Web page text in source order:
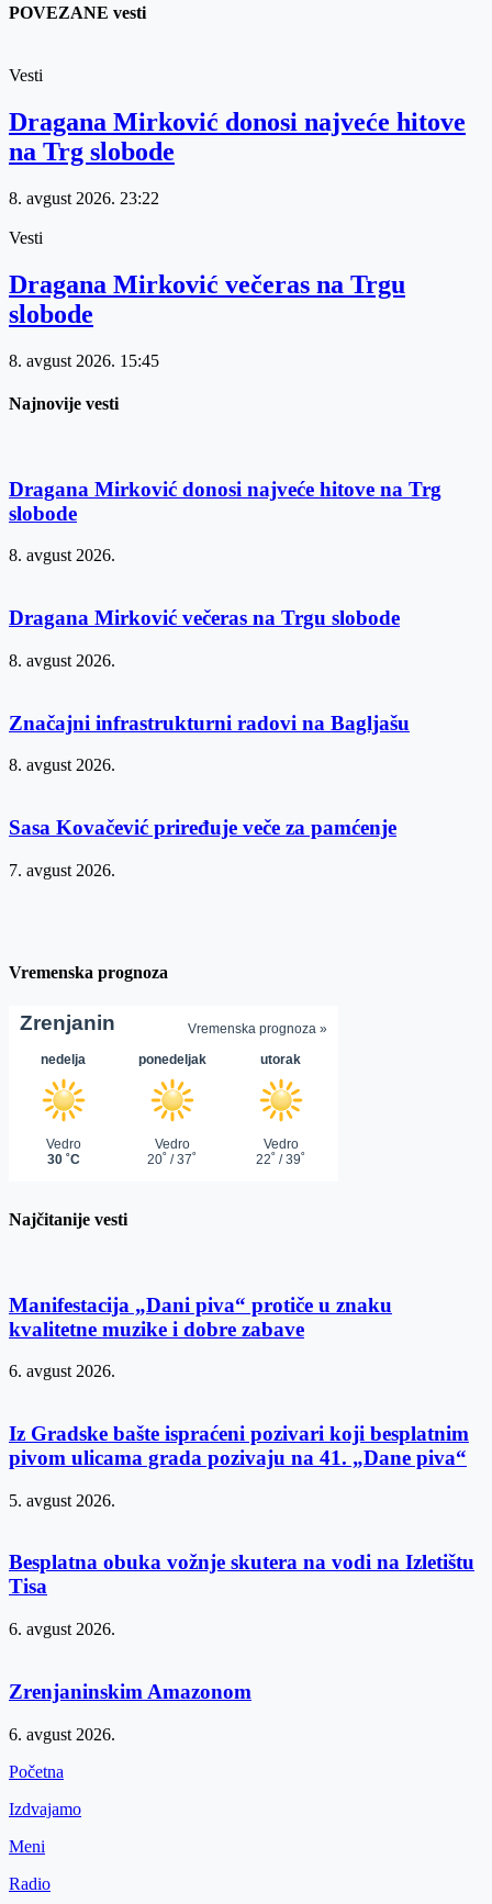
POVEZANE vesti
Vesti
Dragana Mirković donosi najveće hitove
na Trg slobode
8. avgust 2026. 23:22
Vesti
Dragana Mirković večeras na Trgu
slobode
8. avgust 2026. 15:45
Najnovije vesti
Dragana Mirković donosi najveće hitove na Trg
slobode
8. avgust 2026.
Dragana Mirković večeras na Trgu slobode
8. avgust 2026.
Značajni infrastrukturni radovi na Bagljašu
8. avgust 2026.
Sasa Kovačević priređuje veče za pamćenje
7. avgust 2026.
Vremenska prognoza
Najčitanije vesti
Manifestacija „Dani piva“ protiče u znaku
kvalitetne muzike i dobre zabave
6. avgust 2026.
Iz Gradske bašte ispraćeni pozivari koji besplatnim
pivom ulicama grada pozivaju na 41. „Dane piva“
5. avgust 2026.
Besplatna obuka vožnje skutera na vodi na Izletištu
Tisa
6. avgust 2026.
Zrenjaninskim Amazonom
6. avgust 2026.
Početna
Izdvajamo
Meni
Radio